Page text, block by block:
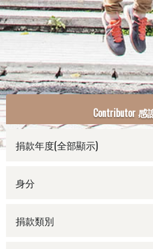
Contributor 感